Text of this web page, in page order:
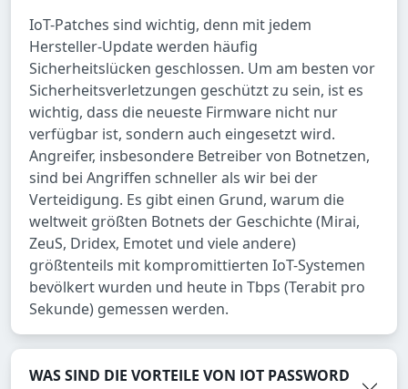
IoT-Patches sind wichtig, denn mit jedem
Hersteller-Update werden häufig
Sicherheitslücken geschlossen. Um am besten vor
Sicherheitsverletzungen geschützt zu sein, ist es
wichtig, dass die neueste Firmware nicht nur
verfügbar ist, sondern auch eingesetzt wird.
Angreifer, insbesondere Betreiber von Botnetzen,
sind bei Angriffen schneller als wir bei der
Verteidigung. Es gibt einen Grund, warum die
weltweit größten Botnets der Geschichte (Mirai,
ZeuS, Dridex, Emotet und viele andere)
größtenteils mit kompromittierten IoT-Systemen
bevölkert wurden und heute in Tbps (Terabit pro
Sekunde) gemessen werden.
WAS SIND DIE VORTEILE VON IOT PASSWORD